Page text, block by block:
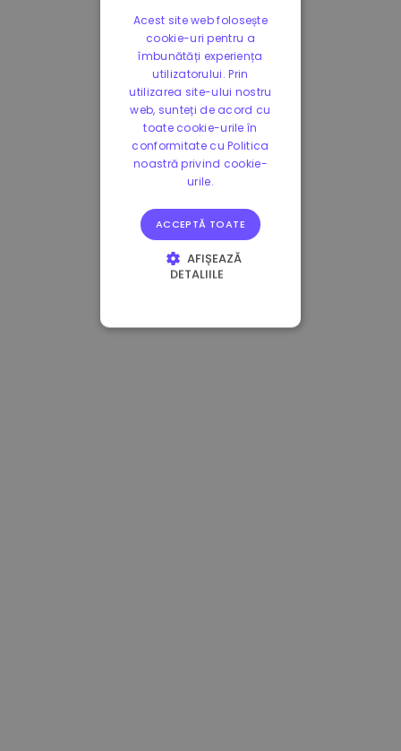
Acest site web folosește
cookie-uri pentru a
îmbunătăți experiența
utilizatorului. Prin
utilizarea site-ului nostru
web, sunteți de acord cu
toate cookie-urile în
conformitate cu Politica
noastră privind cookie-
urile.
ACCEPTĂ TOATE
AFIȘEAZĂ
DETALIILE